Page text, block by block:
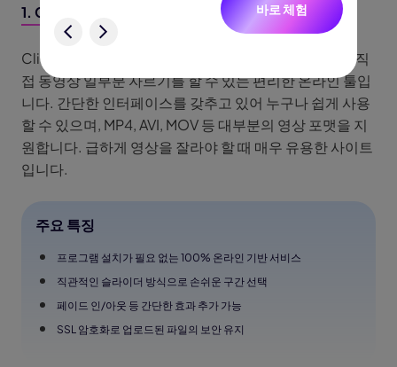
1. Clideo - 온라인 비디오 컷터
Clideo는 별도의 프로그램 설치 없이 웹 브라우저에서 직
접 동영상 일부분 자르기를 할 수 있는 편리한 온라인 툴입
니다. 간단한 인터페이스를 갖추고 있어 누구나 쉽게 사용
할 수 있으며, MP4, AVI, MOV 등 대부분의 영상 포맷을 지
원합니다. 급하게 영상을 잘라야 할 때 매우 유용한 사이트
입니다.
주요 특징
프로그램 설치가 필요 없는 100% 온라인 기반 서비스
직관적인 슬라이더 방식으로 손쉬운 구간 선택
페이드 인/아웃 등 간단한 효과 추가 가능
SSL 암호화로 업로드된 파일의 보안 유지
바로 체험